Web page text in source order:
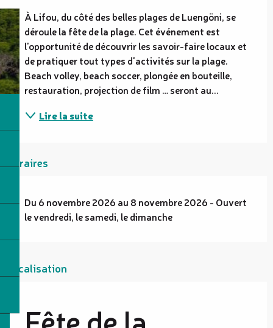
À Lifou, du côté des belles plages de Luengöni, se
déroule la fête de la plage. Cet événement est
l'opportunité de découvrir les savoir-faire locaux et
de pratiquer tout types d'activités sur la plage.
Beach volley, beach soccer, plongée en bouteille,
restauration, projection de film … seront au...
Lire la suite
Horaires
Du 6 novembre 2026 au 8 novembre 2026 - Ouvert
le vendredi, le samedi, le dimanche
Localisation